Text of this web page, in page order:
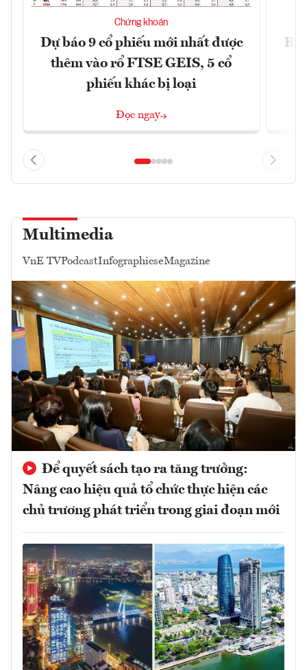
Chứng khoán
Dự báo 9 cổ phiếu mới nhất được
thêm vào rổ FTSE GEIS, 5 cổ
phiếu khác bị loại
Đọc ngay
Multimedia
VnE TVPodcastInfographicseMagazine
Để quyết sách tạo ra tăng trưởng:
Nâng cao hiệu quả tổ chức thực hiện các
chủ trương phát triển trong giai đoạn mới